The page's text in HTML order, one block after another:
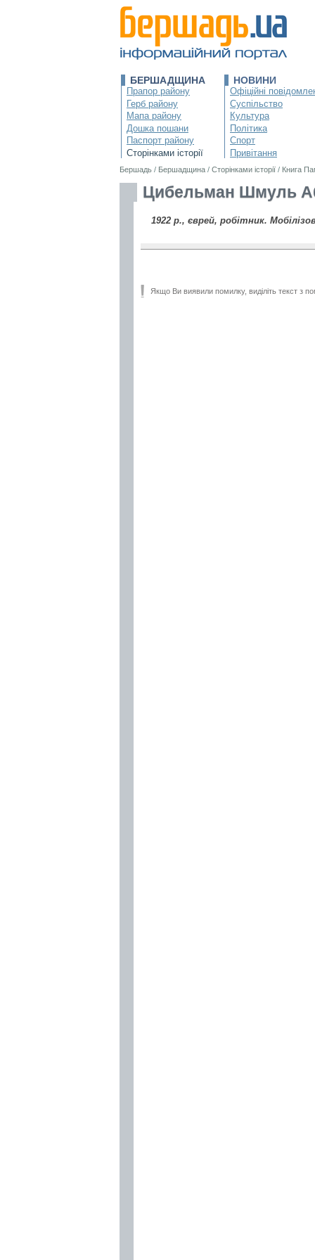
БЕРШАДЩИНА
Прапор району
Герб району
Мапа району
Дошка пошани
Паспорт району
Сторінками історії
НОВИНИ
Офіційні
Суспільство
Культура
Політика
Спорт
Привітання
Бершадь / Бершадщина / Сторінками історії / Книга
Цибельман Шмуль
1922 р., єврей, робітник.
Якщо Ви виявили помилку, виділіть текст з